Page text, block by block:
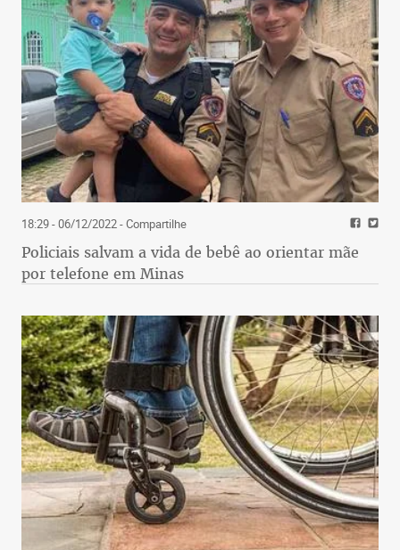
18:29 - 06/12/2022- Compartilhe
Policiais salvam a vida de bebê ao orientar mãe
por telefone em Minas